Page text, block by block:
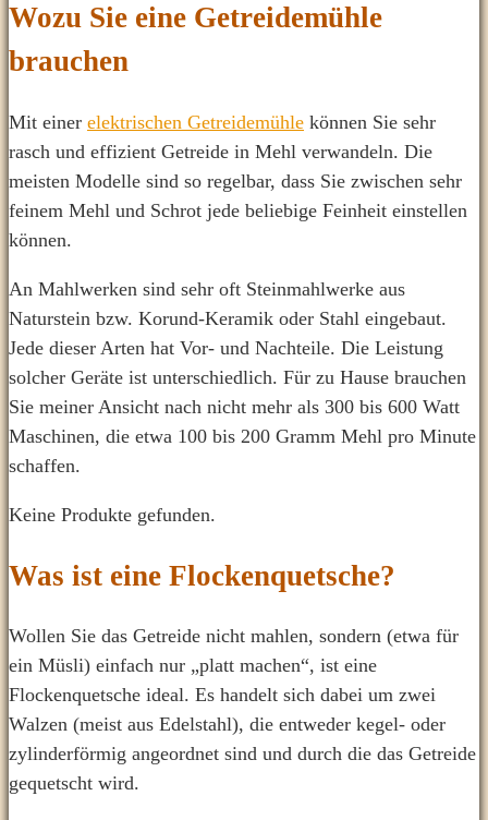
Wozu Sie eine Getreidemühle
brauchen
Mit einer elektrischen Getreidemühle können Sie sehr
rasch und effizient Getreide in Mehl verwandeln. Die
meisten Modelle sind so regelbar, dass Sie zwischen sehr
feinem Mehl und Schrot jede beliebige Feinheit einstellen
können.
An Mahlwerken sind sehr oft Steinmahlwerke aus
Naturstein bzw. Korund-Keramik oder Stahl eingebaut.
Jede dieser Arten hat Vor- und Nachteile. Die Leistung
solcher Geräte ist unterschiedlich. Für zu Hause brauchen
Sie meiner Ansicht nach nicht mehr als 300 bis 600 Watt
Maschinen, die etwa 100 bis 200 Gramm Mehl pro Minute
schaffen.
Keine Produkte gefunden.
Was ist eine Flockenquetsche?
Wollen Sie das Getreide nicht mahlen, sondern (etwa für
ein Müsli) einfach nur „platt machen“, ist eine
Flockenquetsche ideal. Es handelt sich dabei um zwei
Walzen (meist aus Edelstahl), die entweder kegel- oder
zylinderförmig angeordnet sind und durch die das Getreide
gequetscht wird.